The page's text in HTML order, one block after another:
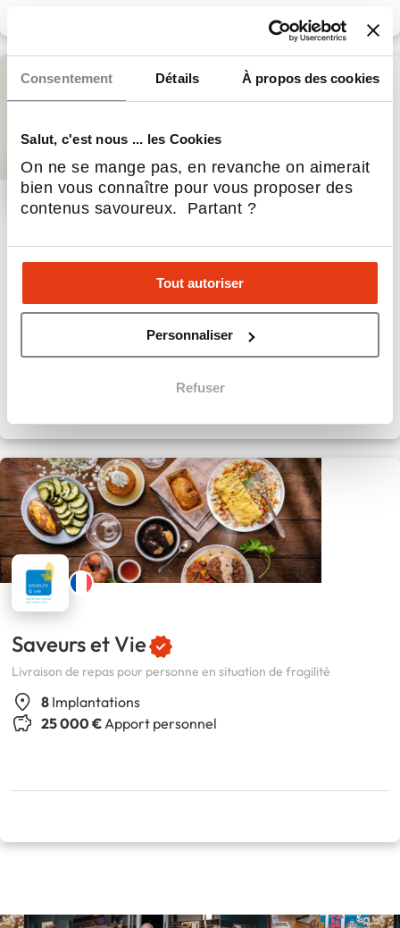
Consentement Détails À propos des cookies
Salut, c'est nous ... les Cookies
On ne se mange pas, en revanche on aimerait
bien vous connaître pour vous proposer des
contenus savoureux. Partant ?
Tout autoriser
Personnaliser
Refuser
ANACOURS
Soutien scolaire
25 000 €Apport personnel
Saveurs et Vie
Livraison de repas pour personne en situation de fragilité
8 Implantations
25 000 € Apport personnel